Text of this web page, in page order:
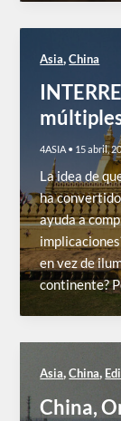
Asia,China
4ASIA • 15 abril,
La idea de
ha
ayuda a
en vez de
continente?
Asia,China,
China,